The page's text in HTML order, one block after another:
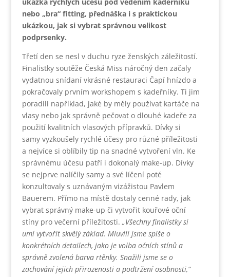
nebo „bra“ fitting, přednáška i s praktickou
ukázkou, jak si vybrat správnou velikost
podprsenky.
Třetí den se nesl v duchu ryze ženských záležitostí.
Finalistky soutěže Česká Miss náročný den začaly
vydatnou snídaní vkrásné restauraci Čapí hnízdo a
pokračovaly prvním workshopem s kadeřníky. Ti jim
poradili například, jaké by měly používat kartáče na
vlasy nebo jak správně pečovat o dlouhé kadeře za
použití kvalitních vlasových přípravků. Dívky si
samy vyzkoušely rychlé účesy pro různé příležitosti
a nejvíce si oblíbily tip na snadné vytvoření vln. Ke
správnému účesu patří i dokonalý make-up. Dívky
se nejprve nalíčily samy a své líčení poté
konzultovaly s uznávaným vizážistou Pavlem
Bauerem. Přímo na místě dostaly cenné rady, jak
vybrat správný make-up či vytvořit kouřové oční
stíny pro večerní příležitosti. „Všechny finalistky si
umí vytvořit skvělý základ. Mluvili jsme spíše o
konkrétních detailech, jako je volba očních stínů a
správně zvolená barva rtěnky. Snažili jsme se o
zachování jejich přirozenosti a podtržení osobnosti,“